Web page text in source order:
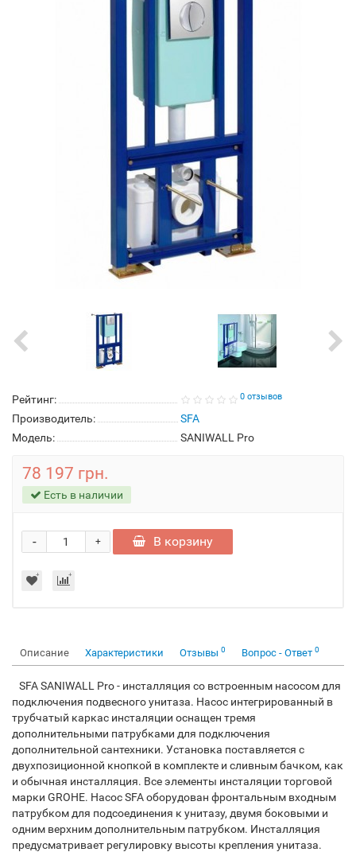
Рейтинг: 0 отзывов
Производитель:
SFA
Модель:
SANIWALL Pro
78 197 грн.
Есть в наличии
+
- В корзину
Описание Характеристики Отзывы 0 Вопрос - Ответ 0
SFA SANIWALL Pro - инсталляция со встроенным насосом для
подключения подвесного унитаза. Насос интегрированный в
трубчатый каркас инсталяции оснащен тремя
дополнительными патрубками для подключения
дополнительной сантехники. Установка поставляется с
двухпозиционной кнопкой в комплекте и сливным бачком, как
и обычная инсталляция. Все элементы инсталяции торговой
марки GROHE. Насос SFA оборудован фронтальным входным
патрубком для подсоединения к унитазу, двумя боковыми и
одним верхним дополнительным патрубком. Инсталляция
предусматривает регулировку высоты крепления унитаза.